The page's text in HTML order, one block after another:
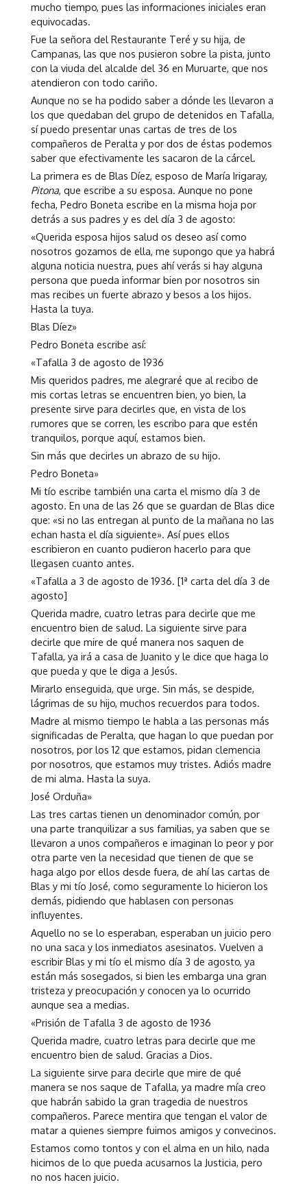
mucho tiempo, pues las informaciones iniciales eran
equivocadas.
Fue la señora del Restaurante Teré y su hija, de
Campanas, las que nos pusieron sobre la pista, junto
con la viuda del alcalde del 36 en Muruarte, que nos
atendieron con todo cariño.
Aunque no se ha podido saber a dónde les llevaron a
los que quedaban del grupo de detenidos en Tafalla,
sí puedo presentar unas cartas de tres de los
compañeros de Peralta y por dos de éstas podemos
saber que efectivamente les sacaron de la cárcel.
La primera es de Blas Díez, esposo de María Irigaray,
Pitona, que escribe a su esposa. Aunque no pone
fecha, Pedro Boneta escribe en la misma hoja por
detrás a sus padres y es del día 3 de agosto:
«Querida esposa hijos salud os deseo así como
nosotros gozamos de ella, me supongo que ya habrá
alguna noticia nuestra, pues ahí verás si hay alguna
persona que pueda informar bien por nosotros sin
mas recibes un fuerte abrazo y besos a los hijos.
Hasta la tuya.
Blas Díez»
Pedro Boneta escribe así:
«Tafalla 3 de agosto de 1936
Mis queridos padres, me alegraré que al recibo de
mis cortas letras se encuentren bien, yo bien, la
presente sirve para decirles que, en vista de los
rumores que se corren, les escribo para que estén
tranquilos, porque aquí, estamos bien.
Sin más que decirles un abrazo de su hijo.
Pedro Boneta»
Mi tío escribe también una carta el mismo día 3 de
agosto. En una de las 26 que se guardan de Blas dice
que: «si no las entregan al punto de la mañana no las
echan hasta el día siguiente». Así pues ellos
escribieron en cuanto pudieron hacerlo para que
llegasen cuanto antes.
«Tafalla a 3 de agosto de 1936. [1ª carta del día 3 de
agosto]
Querida madre, cuatro letras para decirle que me
encuentro bien de salud. La siguiente sirve para
decirle que mire de qué manera nos saquen de
Tafalla, ya irá a casa de Juanito y le dice que haga lo
que pueda y que le diga a Jesús.
Mirarlo enseguida, que urge. Sin más, se despide,
lágrimas de su hijo, muchos recuerdos para todos.
Madre al mismo tiempo le habla a las personas más
significadas de Peralta, que hagan lo que puedan por
nosotros, por los 12 que estamos, pidan clemencia
por nosotros, que estamos muy tristes. Adiós madre
de mi alma. Hasta la suya.
José Orduña»
Las tres cartas tienen un denominador común, por
una parte tranquilizar a sus familias, ya saben que se
llevaron a unos compañeros e imaginan lo peor y por
otra parte ven la necesidad que tienen de que se
haga algo por ellos desde fuera, de ahí las cartas de
Blas y mi tío José, como seguramente lo hicieron los
demás, pidiendo que hablasen con personas
influyentes.
Aquello no se lo esperaban, esperaban un juicio pero
no una saca y los inmediatos asesinatos. Vuelven a
escribir Blas y mi tío el mismo día 3 de agosto, ya
están más sosegados, si bien les embarga una gran
tristeza y preocupación y conocen ya lo ocurrido
aunque sea a medias.
«Prisión de Tafalla 3 de agosto de 1936
Querida madre, cuatro letras para decirle que me
encuentro bien de salud. Gracias a Dios.
La siguiente sirve para decirle que mire de qué
manera se nos saque de Tafalla, ya madre mía creo
que habrán sabido la gran tragedia de nuestros
compañeros. Parece mentira que tengan el valor de
matar a quienes siempre fuimos amigos y convecinos.
Estamos como tontos y con el alma en un hilo, nada
hicimos de lo que pueda acusarnos la Justicia, pero
no nos hacen juicio.